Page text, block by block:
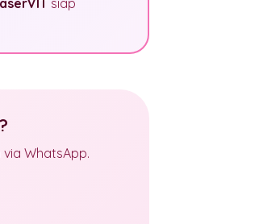
siap
WhatsApp.